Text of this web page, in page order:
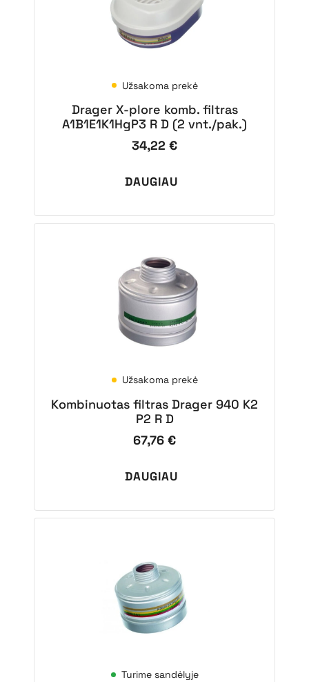
Užsakoma prekė
Drager X-plore komb. filtras
A1B1E1K1HgP3 R D (2 vnt./pak.)
34,22 €
DAUGIAU
Užsakoma prekė
Kombinuotas filtras Drager 940 K2
P2 R D
67,76 €
DAUGIAU
Turime sandėlyje